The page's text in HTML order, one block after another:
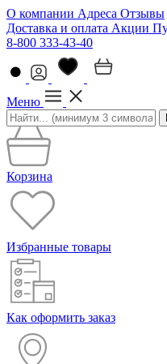
О компании Адреса Отзывы
Доставка и оплата Акции
8-800 333-43-40
Меню
Корзина
Избранные товары
Как оформить заказ